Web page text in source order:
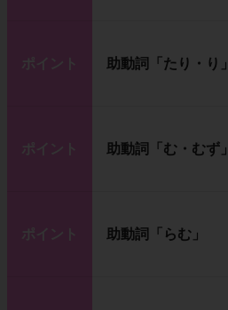
ポイント 助動詞「たり・り」
ポイント 助動詞「む・むず」
ポイント 助動詞「らむ」